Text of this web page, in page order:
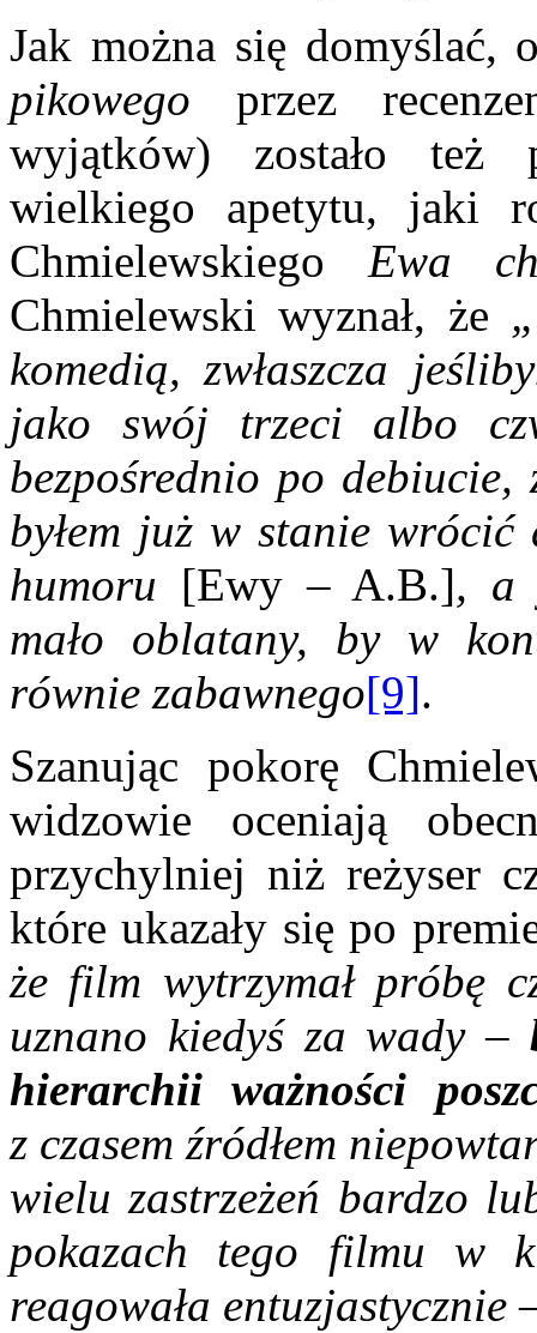
Jak można się domyślać,
pikowego przez
wyjątków) zostało też
wielkiego apetytu, jaki
ChmielewskiegoEwa
Chmielewski wyznał, że
komedią, zwłaszcza
jako swój trzeci albo
bezpośrednio po debiucie,
byłem już w stanie wrócić
humoru [Ewy – A.B.], a
mało oblatany, by w
równie zabawnego[9].
Szanując pokorę
widzowie oceniają
przychylniej niż reżyser
które ukazały się po
że film wytrzymał próbę
uznano kiedyś za wady–
hierarchii ważności
z czasem źródłem
wielu zastrzeżeń bardzo
pokazach tego filmu w
reagowała entuzjastycznie